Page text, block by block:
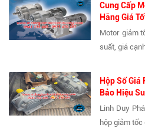
Cung Cấp
Hãng Giá
Motor giảm
suất, giá
Hộp Số
Bảo Hiệu
Linh Duy
hộp giảm